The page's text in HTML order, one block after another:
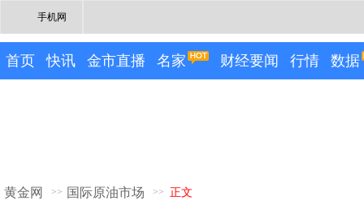
手机网
首页 快讯 金市直播 名家 财经要闻 行情 数据
黄金网 >> 国际原油市场 >> 正文